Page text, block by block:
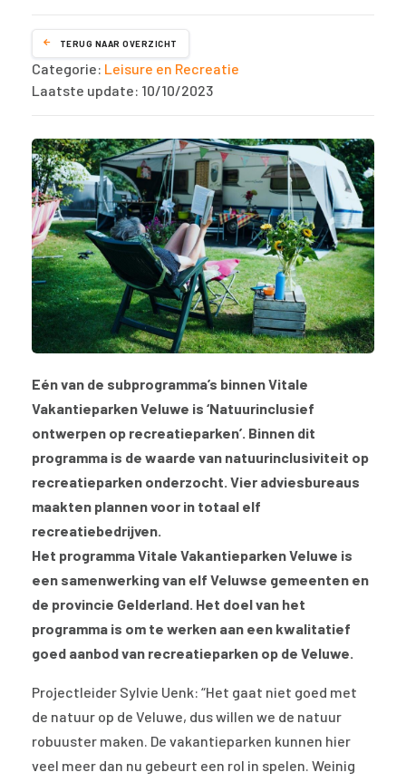
TERUG NAAR OVERZICHT
Categorie: Leisure en Recreatie
Laatste update: 10/10/2023
Eén van de subprogramma’s binnen Vitale
Vakantieparken Veluwe is ‘Natuurinclusief
ontwerpen op recreatieparken’. Binnen dit
programma is de waarde van natuurinclusiviteit op
recreatieparken onderzocht. Vier adviesbureaus
maakten plannen voor in totaal elf
recreatiebedrijven.
Het programma Vitale Vakantieparken Veluwe is
een samenwerking van elf Veluwse gemeenten en
de provincie Gelderland. Het doel van het
programma is om te werken aan een kwalitatief
goed aanbod van recreatieparken op de Veluwe.
Projectleider Sylvie Uenk: “Het gaat niet goed met
de natuur op de Veluwe, dus willen we de natuur
robuuster maken. De vakantieparken kunnen hier
veel meer dan nu gebeurt een rol in spelen. Weinig